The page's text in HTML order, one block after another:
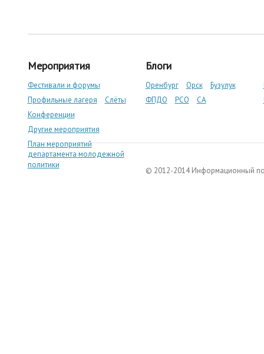
Мероприятия
Фестивали и форумы
Профильные лагеря
Слёты
Конференции
Другие мероприятия
План мероприятий
департамента молодежной
политики
Блоги
Оренбург Орск
Бузулук
ФПДО
РСО СА
© 2012-2014 Информационный